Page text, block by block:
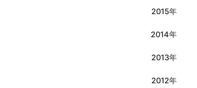
2015年
2014年
2013年
2012年